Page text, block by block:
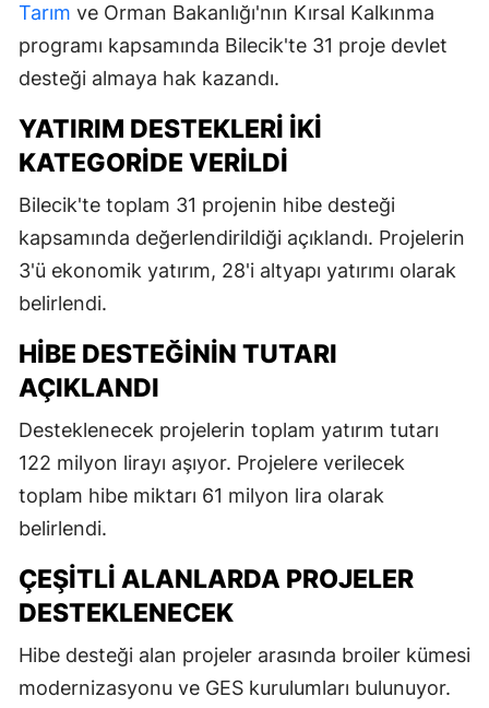
Tarım ve Orman Bakanlığı'nın Kırsal Kalkınma
programı kapsamında Bilecik'te 31 proje devlet
desteği almaya hak kazandı.
YATIRIM DESTEKLERI İKI
KATEGORIDE VERILDI
Bilecik'te toplam 31 projenin hibe desteği
kapsamında değerlendirildiği açıklandı. Projelerin
3'ü ekonomik yatırım, 28'i altyapı yatırımı olarak
belirlendi.
HIBE DESTEĞININ TUTARI
AÇIKLANDI
Desteklenecek projelerin toplam yatırım tutarı
122 milyon lirayı aşıyor. Projelere verilecek
toplam hibe miktarı 61 milyon lira olarak
belirlendi.
ÇEŞITLI ALANLARDA PROJELER
DESTEKLENECEK
Hibe desteği alan projeler arasında broiler kümesi
modernizasyonu ve GES kurulumları bulunuyor.